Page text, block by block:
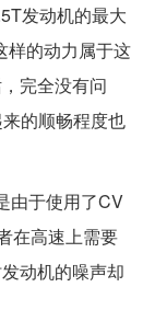
发动机的最大
样的动力属于这
完全没有问
的顺畅程度也
由于使用了CV
在高速上需要
动机的噪声却